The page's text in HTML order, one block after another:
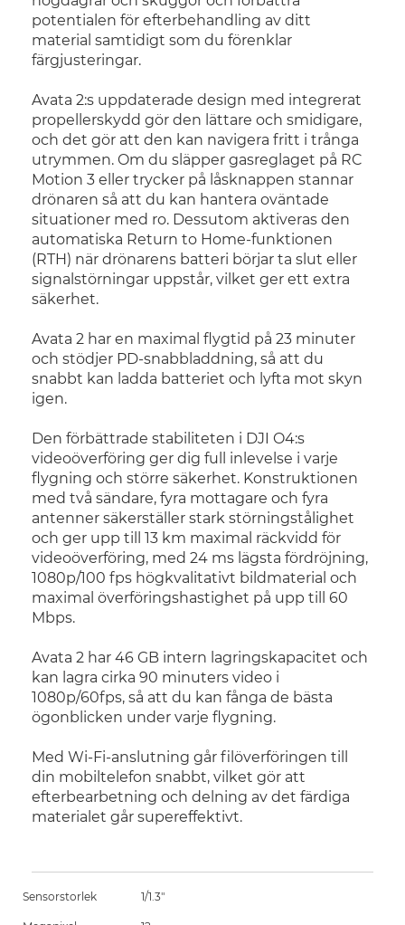
potentialen för efterbehandling av ditt
material samtidigt som du förenklar
färgjusteringar.
Avata 2:s uppdaterade design med integrerat
propellerskydd gör den lättare och smidigare,
och det gör att den kan navigera fritt i trånga
utrymmen. Om du släpper gasreglaget på RC
Motion 3 eller trycker på låsknappen stannar
drönaren så att du kan hantera oväntade
situationer med ro. Dessutom aktiveras den
automatiska Return to Home-funktionen
(RTH) när drönarens batteri börjar ta slut eller
signalstörningar uppstår, vilket ger ett extra
säkerhet.
Avata 2 har en maximal flygtid på 23 minuter
och stödjer PD-snabbladdning, så att du
snabbt kan ladda batteriet och lyfta mot skyn
igen.
Den förbättrade stabiliteten i DJI O4:s
videoöverföring ger dig full inlevelse i varje
flygning och större säkerhet. Konstruktionen
med två sändare, fyra mottagare och fyra
antenner säkerställer stark störningstålighet
och ger upp till 13 km maximal räckvidd för
videoöverföring, med 24 ms lägsta fördröjning,
1080p/100 fps högkvalitativt bildmaterial och
maximal överföringshastighet på upp till 60
Mbps.
Avata 2 har 46 GB intern lagringskapacitet och
kan lagra cirka 90 minuters video i
1080p/60fps, så att du kan fånga de bästa
ögonblicken under varje flygning.
Med Wi-Fi-anslutning går filöverföringen till
din mobiltelefon snabbt, vilket gör att
efterbearbetning och delning av det färdiga
materialet går supereffektivt.
Sensorstorlek 1/1.3"